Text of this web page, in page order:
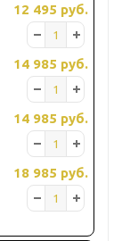
12 495 руб.
14 985 руб.
14 985 руб.
18 985 руб.